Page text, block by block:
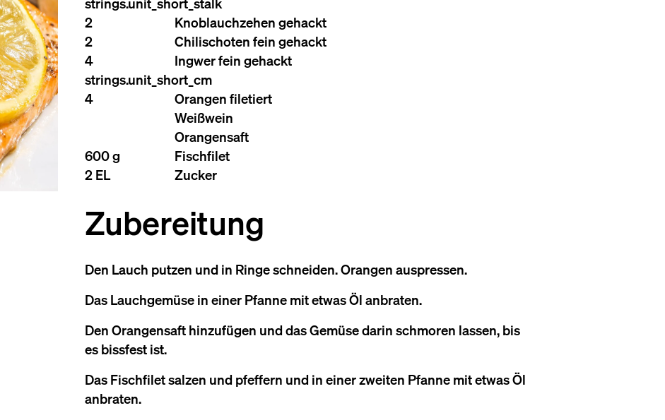
strings.unit_short_stalk
2
Knoblauchzehen gehackt
2
Chilischoten fein gehackt
4
strings.unit_short_cm
Ingwer fein gehackt
4
Orangen filetiert
Weißwein
Orangensaft
600 g
Fischfilet
2 EL
Zucker
Zubereitung
Den Lauch putzen und in Ringe schneiden. Orangen auspressen.
Das Lauchgemüse in einer Pfanne mit etwas Öl anbraten.
Den Orangensaft hinzufügen und das Gemüse darin schmoren lassen, bis
es bissfest ist.
Das Fischfilet salzen und pfeffern und in einer zweiten Pfanne mit etwas Öl
anbraten.